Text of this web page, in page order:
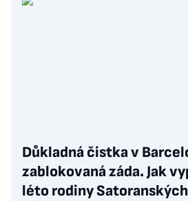
Důkladná čistka v
zablokovaná záda. Jak
léto rodiny